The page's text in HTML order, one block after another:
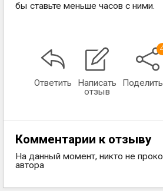
бы ставьте меньше часов с ними.
Ответить
Написать
отзыв
Комментарии к отзыву
На данный момент, никто не
автора